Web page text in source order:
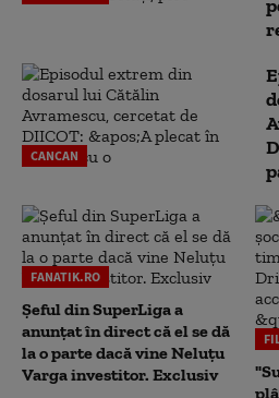
CANCAN
FANATIK.RO
Șeful din SuperLiga a
anunțat în direct că el se dă
la o parte dacă vine Neluțu
Varga investitor. Exclusiv